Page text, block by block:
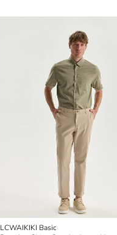
LCWAIKIKI Basic